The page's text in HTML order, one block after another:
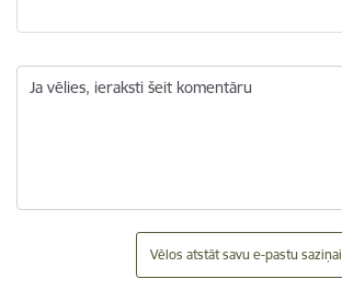
Ja vēlies, ieraksti šeit komentāru
Vēlos atstāt savu e-pastu saziņai